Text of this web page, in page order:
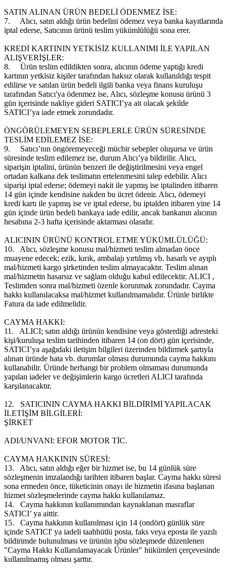
SATIN ALINAN ÜRÜN BEDELİ ÖDENMEZ İSE:
7.
Alıcı, satın aldığı ürün bedelini ödemez veya banka kayıtlarında
iptal ederse, Satıcının ürünü teslim yükümlülüğü sona erer.
KREDİ KARTININ YETKİSİZ KULLANIMI İLE YAPILAN
ALIŞVERİŞLER:
8.
Ürün teslim edildikten sonra, alıcının ödeme yaptığı kredi
kartının yetkisiz kişiler tarafından haksız olarak kullanıldığı tespit
edilirse ve satılan ürün bedeli ilgili banka veya finans kuruluşu
tarafından Satıcı'ya ödenmez ise, Alıcı, sözleşme konusu ürünü 3
gün içerisinde nakliye gideri SATICI’ya ait olacak şekilde
SATICI’ya iade etmek zorundadır.
ÖNGÖRÜLEMEYEN SEBEPLERLE ÜRÜN SÜRESİNDE
TESLİM EDİLEMEZ İSE:
9.
Satıcı’nın öngöremeyeceği mücbir sebepler oluşursa ve ürün
süresinde teslim edilemez ise, durum Alıcı’ya bildirilir. Alıcı,
siparişin iptalini, ürünün benzeri ile değiştirilmesini veya engel
ortadan kalkana dek teslimatın ertelenmesini talep edebilir. Alıcı
siparişi iptal ederse; ödemeyi nakit ile yapmış ise iptalinden itibaren
14 gün içinde kendisine nakden bu ücret ödenir. Alıcı, ödemeyi
kredi kartı ile yapmış ise ve iptal ederse, bu iptalden itibaren yine 14
gün içinde ürün bedeli bankaya iade edilir, ancak bankanın alıcının
hesabına 2-3 hafta içerisinde aktarması olasıdır.
ALICININ ÜRÜNÜ KONTROL ETME YÜKÜMLÜLÜĞÜ:
10.
Alıcı, sözleşme konusu mal/hizmeti teslim almadan önce
muayene edecek; ezik, kırık, ambalajı yırtılmış vb. hasarlı ve ayıplı
mal/hizmeti kargo şirketinden teslim almayacaktır. Teslim alınan
mal/hizmetin hasarsız ve sağlam olduğu kabul edilecektir. ALICI ,
Teslimden sonra mal/hizmeti özenle korunmak zorundadır. Cayma
hakkı kullanılacaksa mal/hizmet kullanılmamalıdır. Ürünle birlikte
Fatura da iade edilmelidir.
CAYMA HAKKI:
11.
ALICI; satın aldığı ürünün kendisine veya gösterdiği adresteki
kişi/kuruluşa teslim tarihinden itibaren 14 (on dört) gün içerisinde,
SATICI’ya aşağıdaki iletişim bilgileri üzerinden bildirmek şartıyla
alınan üründe hata vb. durumlar olması durumunda cayma hakkını
kullanabilir. Üründe herhangi bir problem olmaması durumunda
yapılan iadeler ve değişimlerin kargo ücretleri ALICI tarafında
karşılanacaktır.
12.
SATICININ CAYMA HAKKI BİLDİRİMİ YAPILACAK
İLETİŞİM BİLGİLERİ:
ŞİRKET
ADI/UNVANI: EFOR MOTOR TİC.
CAYMA HAKKININ SÜRESİ:
13.
Alıcı, satın aldığı eğer bir hizmet ise, bu 14 günlük süre
sözleşmenin imzalandığı tarihten itibaren başlar. Cayma hakkı süresi
sona ermeden önce, tüketicinin onayı ile hizmetin ifasına başlanan
hizmet sözleşmelerinde cayma hakkı kullanılamaz.
14.
Cayma hakkının kullanımından kaynaklanan masraflar
SATICI’ ya aittir.
15.
Cayma hakkının kullanılması için 14 (ondört) günlük süre
içinde SATICI' ya iadeli taahhütlü posta, faks veya eposta ile yazılı
bildirimde bulunulması ve ürünün işbu sözleşmede düzenlenen
"Cayma Hakkı Kullanılamayacak Ürünler" hükümleri çerçevesinde
kullanılmamış olması şarttır.